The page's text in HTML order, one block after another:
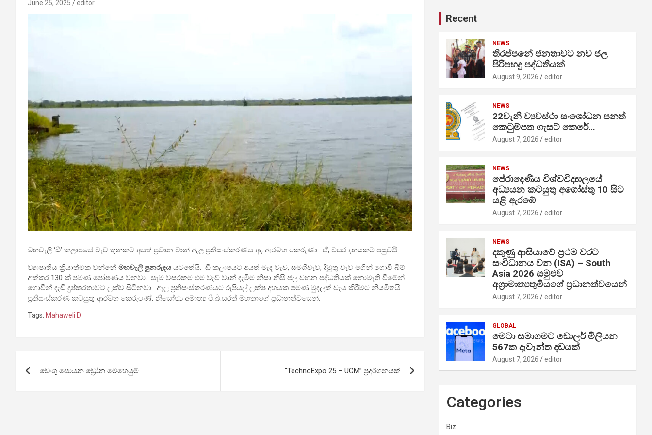
June 25, 2025 editor
මහවැලි ‘ඩී’ කලාපයේ වැව් තුනකට අයත් ප්‍රධාන වාන් ඇල ප්‍රතිසංස්කරණය අද ආරම්භ කෙරුණා. ඒ, වසර දහයකට පසුවයි.
ව්‍යාපෘතිය ක්‍රියාත්මක වන්නේ මහවැලි පුනරුදය යටතේයි. ඩී කලාපයට අයත් මැද වැව, සමගිවැව, දිමුතු වැව මගින් ගොවි බිම්
අක්කර 130 ක් පමණ පෝෂණය වනවා. සෑම වසරකම එම වැව් වාන් දැමීම නිසා නිසි ජල වහන පද්ධතියක් නොමැති වීමේන්
ගොවීන් දැඩි දුෂ්කරතාවට ලක්ව සිටිනවා. ඇල ප්‍රතිසංස්කරණයට රුපියල් ලක්ෂ දහයක පමණ මුදලක් වැය කිරීමට නියමිතයි.
ප්‍රතිසංස්කරණ කටයුතු ආරම්භ කෙරුණේ, නියෝජ්‍ය අමාත්‍ය ටී.බී.සරත් මහතාගේ ප්‍රධානත්වයෙන්.
Tags: Mahaweli D
navigation
ඩෙංගු සොයන ඩ්‍රෝන මෙහෙයුම් “TechnoExpo 25 – UCM” ප්‍රදර්ශනයක්
Recent
NEWS
තිරප්පනේ ජනතාවට නව ජල
පිරිපහදු පද්ධතියක්
August 9, 2026 editor
NEWS
22වැනි ව්‍යවස්ථා සංශෝධන පනත්
කෙටුම්පත ගැසට් කෙරේ…
August 7, 2026 editor
NEWS
පේරාදෙණිය විශ්වවිද්‍යාලයේ
අධ්‍යයන කටයුතු අගෝස්තු 10 සිට
යළි ඇරඹේ
August 7, 2026 editor
NEWS
දකුණු ආසියාවේ ප්‍රථම වරට
සංවිධානය වන (ISA) – South
Asia 2026 සමුළුව
අග්‍රාමාත්‍යතුමියගේ ප්‍රධානත්වයෙන්
August 7, 2026 editor
GLOBAL
මෙටා සමාගමට ඩොලර් මිලියන
567ක දැවැන්ත දඩයක්
August 7, 2026 editor
Categories
Biz